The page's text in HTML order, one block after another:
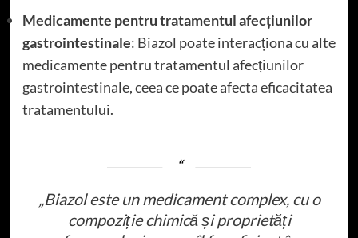
Medicamente pentru tratamentul afecțiunilor
gastrointestinale: Biazol poate interacționa cu alte
medicamente pentru tratamentul afecțiunilor
gastrointestinale, ceea ce poate afecta eficacitatea
tratamentului.
„Biazol este un medicament complex, cu o
compoziție chimică și proprietăți